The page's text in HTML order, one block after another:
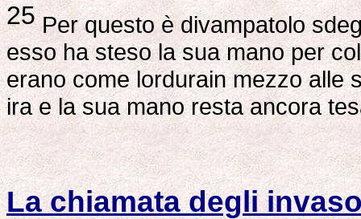
25Per questo è divampatolo
esso ha steso la sua mano per
erano come lordurain mezzo alle
ira e la sua mano resta ancora
La chiamata degli